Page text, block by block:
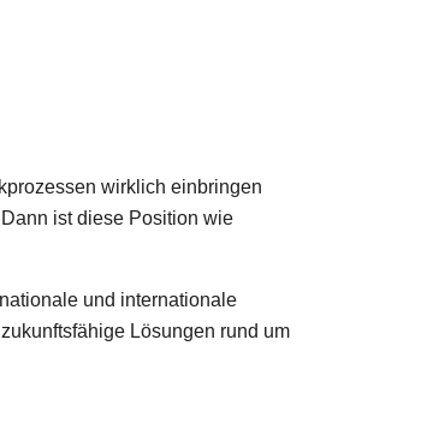
wirklich einbringen
ist diese Position wie
und internationale
Lösungen rund um